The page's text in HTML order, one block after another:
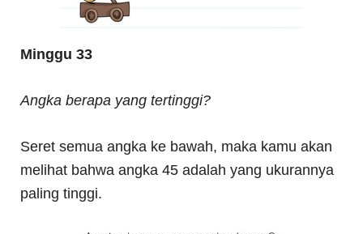
Minggu 33
Angka berapa yang tertinggi?
Seret semua angka ke bawah, maka kamu akan
melihat bahwa angka 45 adalah yang ukurannya
paling tinggi.